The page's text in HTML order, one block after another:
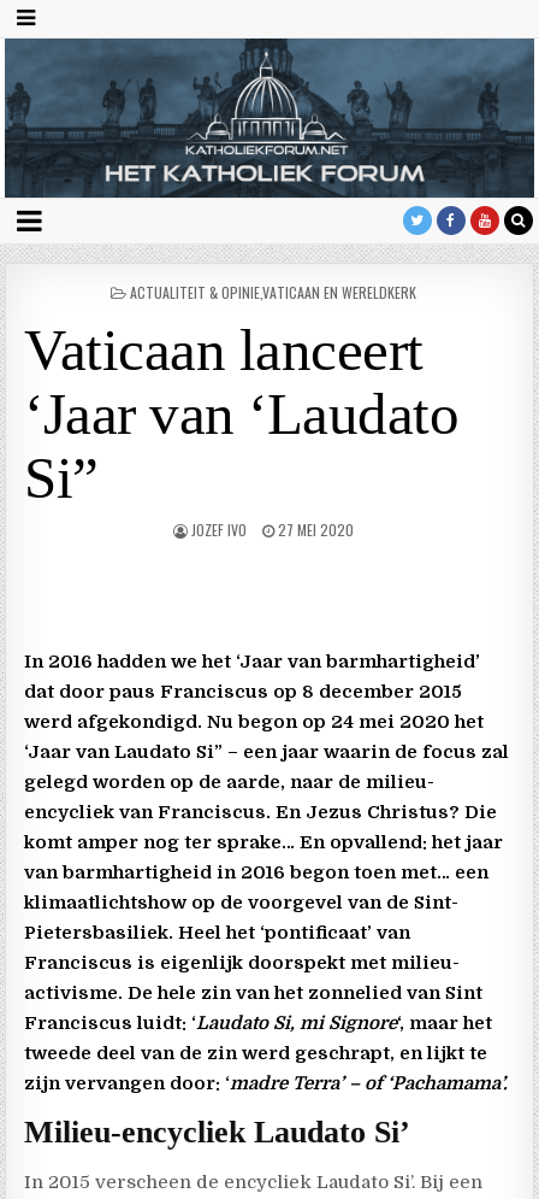
GEPLAATST
ACTUALITEIT & OPINIEVATICAAN EN WERELDKERK
Vaticaan lanceert
‘Jaar van ‘Laudato
Si”
JOZEF IVO 27 MEI 2020
In 2016 hadden we het ‘Jaar van barmhartigheid’
dat door paus Franciscus op 8 december 2015
werd afgekondigd. Nu begon op 24 mei 2020 het
‘Jaar van Laudato Si” – een jaar waarin de focus zal
gelegd worden op de aarde, naar de milieu-
encycliek van Franciscus. En Jezus Christus? Die
komt amper nog ter sprake… En opvallend: het jaar
van barmhartigheid in 2016 begon toen met… een
klimaatlichtshow op de voorgevel van de Sint-
Pietersbasiliek. Heel het ‘pontificaat’ van
Franciscus is eigenlijk doorspekt met milieu-
activisme. De hele zin van het zonnelied van Sint
Franciscus luidt: ‘Laudato Si, mi Signore‘, maar het
tweede deel van de zin werd geschrapt, en lijkt te
zijn vervangen door: ‘madre Terra’ – of ‘Pachamama’.
Milieu-encycliek Laudato Si’
In 2015 verscheen de encycliek Laudato Si’. Bij een